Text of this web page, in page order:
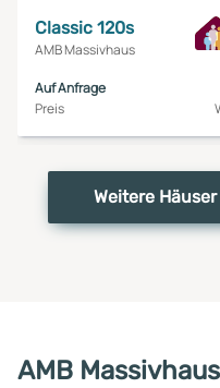
Classic 120s
AMB Massivhaus
Auf Anfrage
Preis
Weitere
AMB